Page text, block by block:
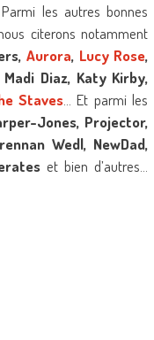
les autres bonnes
citerons notamment
Aurora, Lucy Rose,
Madi Diaz, Katy Kirby,
Staves… Et parmi les
Jones, Projector,
Wedl, NewDad,
et bien d’autres…